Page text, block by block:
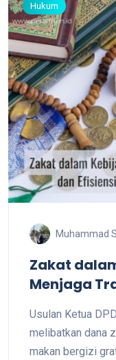
Hukum
Muhammad
Zakat
Menjaga
Sosial
Usulan Ketua
melibatkan dana
makan bergizi